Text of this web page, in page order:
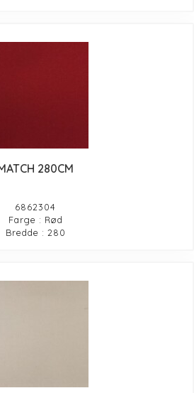
280CM
6862304
Farge : Rød
Bredde : 280